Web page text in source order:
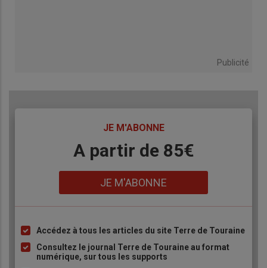
Publicité
JE M'ABONNE
A partir de 85€
JE M'ABONNE
Liste
à
puce
Accédez à tous les articles du site Terre de Touraine
Consultez le journal Terre de Touraine au format
numérique, sur tous les supports